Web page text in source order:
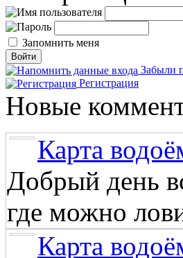
Запомнить меня
Забыли
Регистрация
Новые
Карта
Добрый день
где можно
Карта